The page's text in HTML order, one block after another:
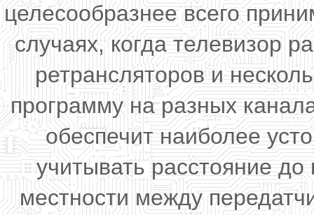
целесообразнее всего
случаях, когда телевизор
ретрансляторов и
программу на разных
обеспечит наиболее
учитывать расстояние
местности между